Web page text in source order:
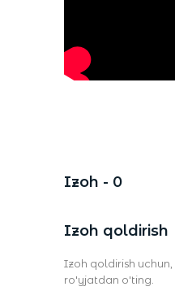
Izoh - 0
Izoh qoldirish
Izoh qoldirish uchun,
ro'yjatdan o'ting.